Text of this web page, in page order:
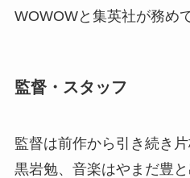
WOWOWと集英社が務め
監督・スタッフ
監督は前作から引き続き
黒岩勉、音楽はやまだ豊